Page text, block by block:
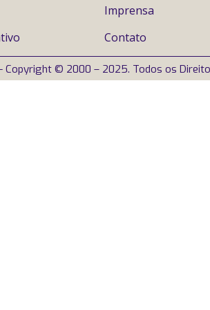
Imprensa
Contato
Copyright © 2000 – 2025. Todos os